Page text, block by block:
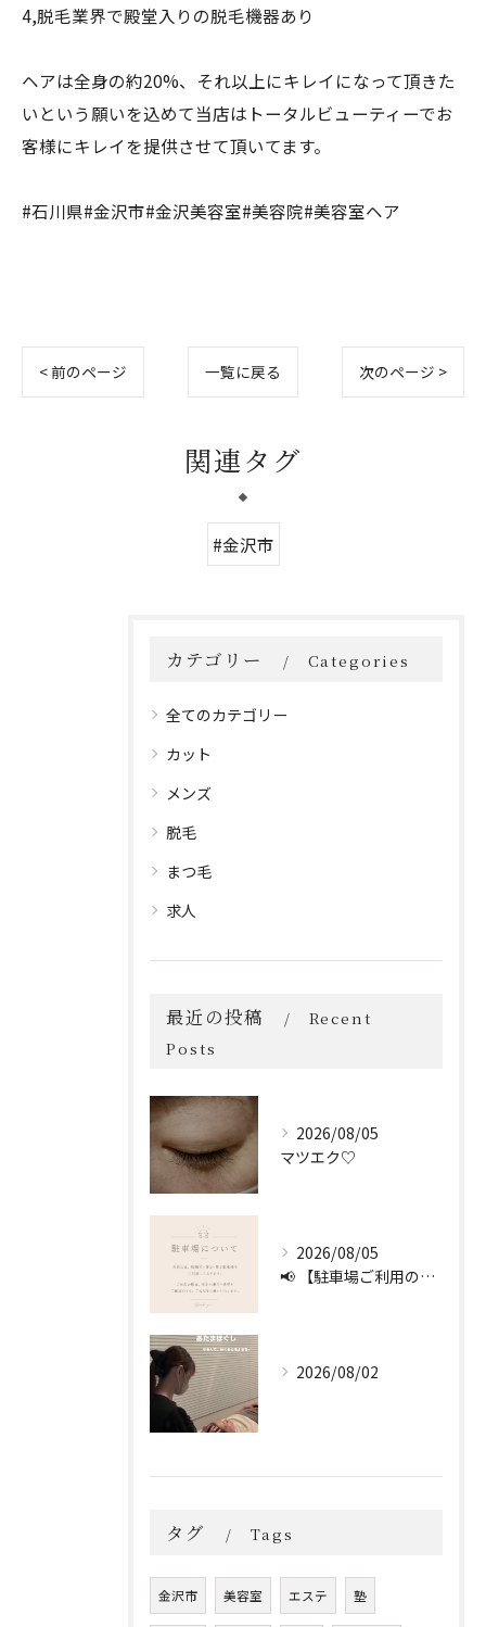
4,脱毛業界で殿堂入りの脱毛機器あり
ヘアは全身の約20%、それ以上にキレイになって頂きた
いという願いを込めて当店はトータルビューティーでお
客様にキレイを提供させて頂いてます。
#石川県#金沢市#金沢美容室#美容院#美容室ヘア
< 前のページ 一覧に戻る 次のページ >
関連タグ
#金沢市
カテゴリー Categories
全てのカテゴリー
カット
メンズ
脱毛
まつ毛
求人
最近の投稿
Recent
Posts
2026/08/05
マツエク♡
2026/08/05
📢 【駐車場ご利用のお願い】 🚗
2026/08/02
タグ Tags
金沢市 美容室 エステ 塾